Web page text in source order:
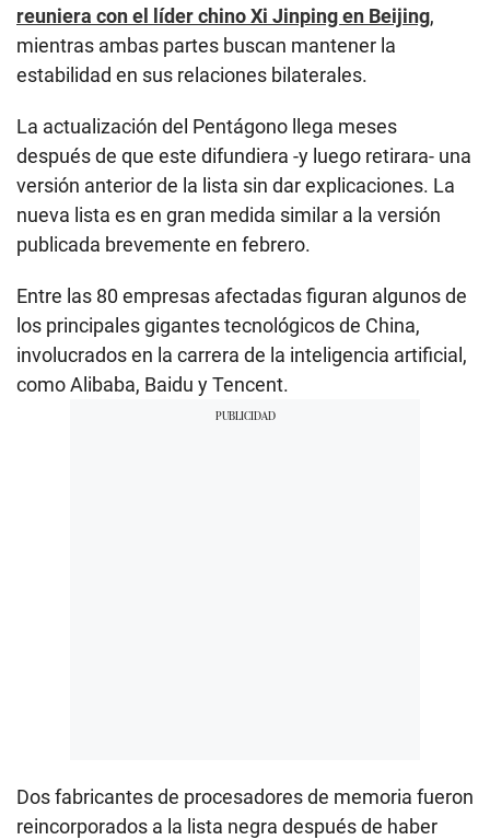
reuniera con el líder chino Xi Jinping en Beijing,
mientras ambas partes buscan mantener la
estabilidad en sus relaciones bilaterales.
La actualización del Pentágono llega meses
después de que este difundiera -y luego retirara- una
versión anterior de la lista sin dar explicaciones. La
nueva lista es en gran medida similar a la versión
publicada brevemente en febrero.
Entre las 80 empresas afectadas figuran algunos de
los principales gigantes tecnológicos de China,
involucrados en la carrera de la inteligencia artificial,
como Alibaba, Baidu y Tencent.
Dos fabricantes de procesadores de memoria fueron
reincorporados a la lista negra después de haber